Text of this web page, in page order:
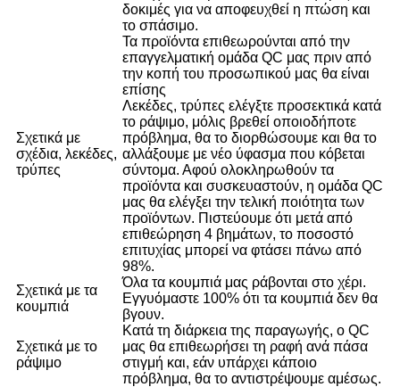
δοκιμές για να αποφευχθεί η πτώση και
το σπάσιμο.
Σχετικά με
σχέδια, λεκέδες,
τρύπες
Τα προϊόντα επιθεωρούνται από την
επαγγελματική ομάδα QC μας πριν από
την κοπή του προσωπικού μας θα είναι
επίσης
Λεκέδες, τρύπες ελέγξτε προσεκτικά κατά
το ράψιμο, μόλις βρεθεί οποιοδήποτε
πρόβλημα, θα το διορθώσουμε και θα το
αλλάξουμε με νέο ύφασμα που κόβεται
σύντομα. Αφού ολοκληρωθούν τα
προϊόντα και συσκευαστούν, η ομάδα QC
μας θα ελέγξει την τελική ποιότητα των
προϊόντων. Πιστεύουμε ότι μετά από
επιθεώρηση 4 βημάτων, το ποσοστό
επιτυχίας μπορεί να φτάσει πάνω από
98%.
Σχετικά με τα
κουμπιά
Όλα τα κουμπιά μας ράβονται στο χέρι.
Εγγυόμαστε 100% ότι τα κουμπιά δεν θα
βγουν.
Σχετικά με το
ράψιμο
Κατά τη διάρκεια της παραγωγής, ο QC
μας θα επιθεωρήσει τη ραφή ανά πάσα
στιγμή και, εάν υπάρχει κάποιο
πρόβλημα, θα το αντιστρέψουμε αμέσως.